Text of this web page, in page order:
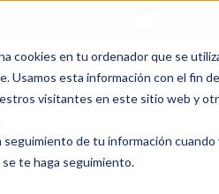
cookies en tu ordenador que se
Usamos esta información con el fin
visitantes en este sitio web y
seguimiento de tu información
te haga seguimiento.
Productos Clientes